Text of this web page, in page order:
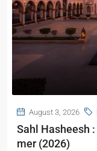
August 3, 2026
Sahl Hasheesh
mer (2026)